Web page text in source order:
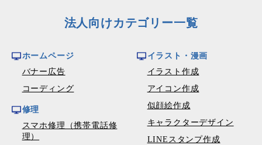
法人向けカテゴリー一覧
ホームページ
バナー広告
コーディング
修理
スマホ修理（携帯電話修
理）
イラスト・漫画
イラスト作成
アイコン作成
似顔絵作成
キャラクターデザイン
LINEスタンプ作成